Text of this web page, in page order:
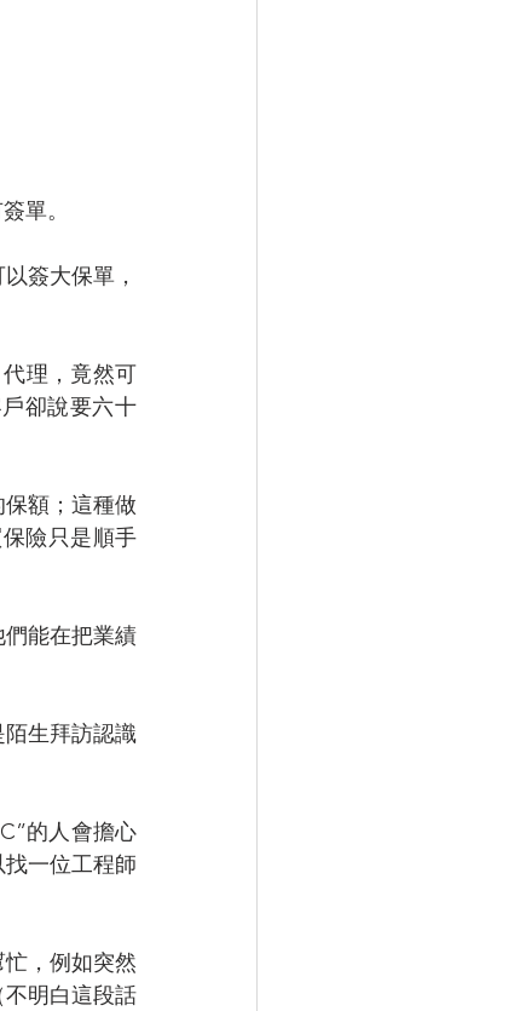
單。
簽大保單，
理，竟然可
卻說要六十
額；這種做
險只是順手
能在把業績
生拜訪認識
的人會擔心
一位工程師
，例如突然
明白這段話